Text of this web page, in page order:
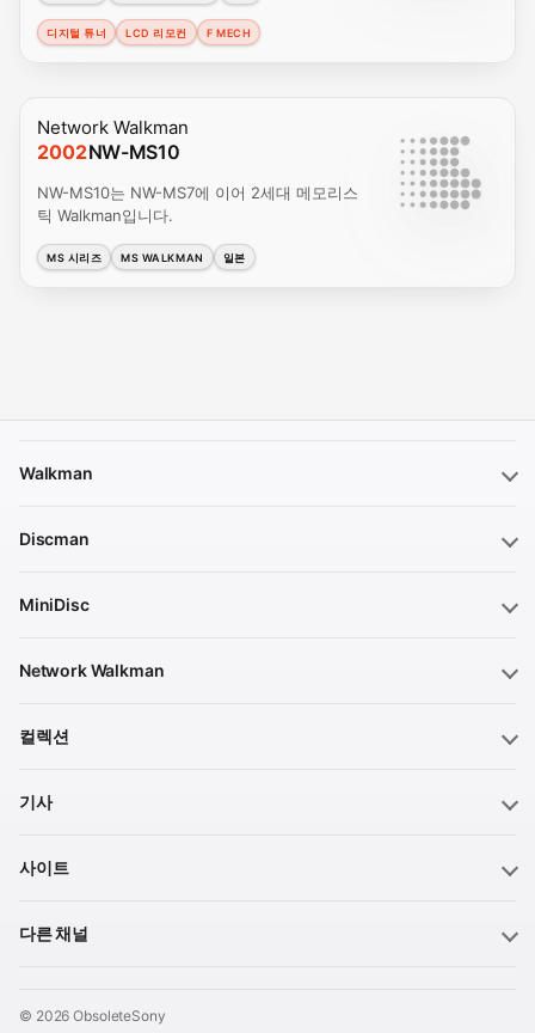
디지털 튜너 LCD 리모컨 F MECH
Network Walkman
2002NW-MS10
NW-MS10는 NW-MS7에 이어 2세대 메모리스
틱 Walkman입니다.
MS 시리즈 MS WALKMAN 일본
Walkman
Discman
MiniDisc
Network Walkman
컬렉션
기사
사이트
다른 채널
© 2026 ObsoleteSony